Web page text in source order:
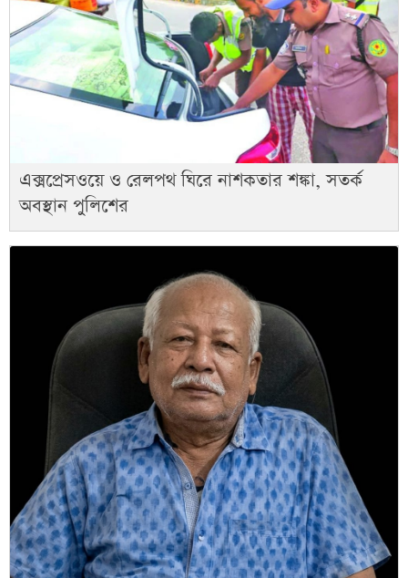
এক্সপ্রেসওয়ে ও রেলপথ ঘিরে নাশকতার শঙ্কা, সতর্ক
অবস্থান পুলিশের